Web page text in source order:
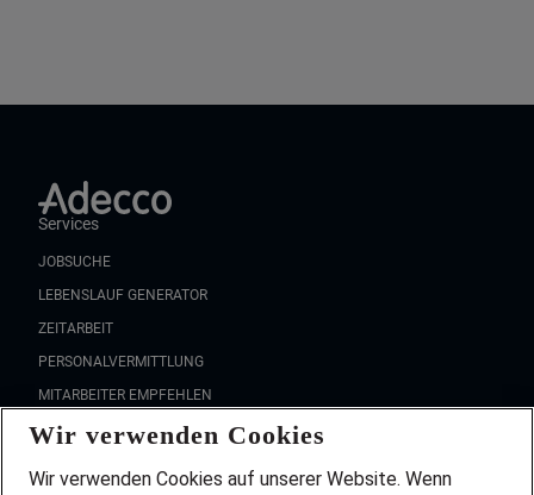
Services
JOBSUCHE
LEBENSLAUF GENERATOR
ZEITARBEIT
PERSONALVERMITTLUNG
MITARBEITER EMPFEHLEN
FAQ
Wir stellen ein!
DEINE BERUFSGRUPPE
Wir verwenden Cookies
Wir verwenden Cookies auf unserer Website. Wenn